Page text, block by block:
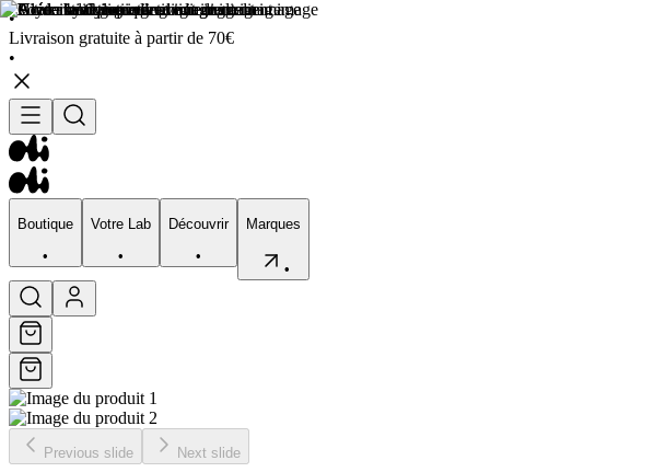
•
Livraison gratuite à partir de 70€
•
Boutique
•
Votre Lab
•
Découvrir
•
Marques
•
Boutique
•
Votre Lab
Previous slide Next slide